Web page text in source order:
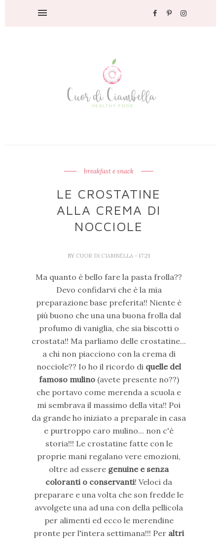
breakfast e snack
LE CROSTATINE
ALLA CREMA DI
NOCCIOLE
BY CUOR DI CIAMBELLA - 17:21
Ma quanto è bello fare la pasta frolla??
Devo confidarvi che è la mia
preparazione base preferita!! Niente è
più buono che una una buona frolla dal
profumo di vaniglia, che sia biscotti o
crostata!! Ma parliamo delle crostatine...
a chi non piacciono con la crema di
nocciole?? Io ho il ricordo di quelle del
famoso mulino(avete presente no??)
che portavo come merenda a scuola e
mi sembrava il massimo della vita!! Poi
da grande ho iniziato a preparale in casa
e purtroppo caro mulino... non c'è
storia!!! Le crostatine fatte con le
proprie mani regalano vere emozioni,
oltre ad essere genuine e senza
coloranti o conservanti! Veloci da
preparare e una volta che son fredde le
avvolgete una ad una con della pellicola
per alimenti ed ecco le merendine
pronte per l'intera settimana!!! Per altri